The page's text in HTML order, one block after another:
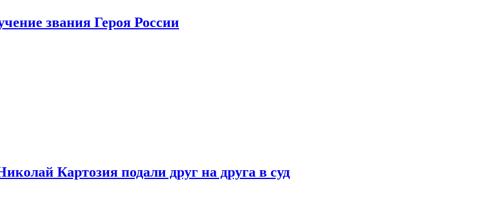
звания Героя России
Картозия подали друг на друга в суд